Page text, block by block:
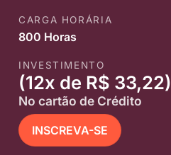
CARGA HORÁRIA
800 Horas
INVESTIMENTO
(12x de R$ 33,22)
No cartão de Crédito
INSCREVA-SE